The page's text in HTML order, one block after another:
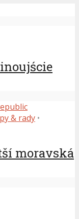
& rady •
moravská